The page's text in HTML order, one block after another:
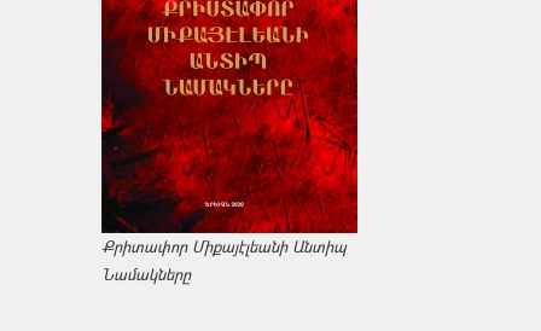
Քրիտափոր Միքայէլեանի Անտիպ
Նամակները